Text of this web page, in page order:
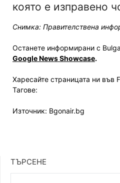
която е изправено
Снимка: Правителствена
Останете информирани с
Google News Showcase.
Харесайте страницата ни във
Тагове:
Източник: Bgonair.bg
ТЪРСЕНЕ